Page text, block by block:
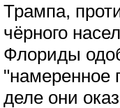
Трампа,
чёрного
Флориды
"намеренное
деле они